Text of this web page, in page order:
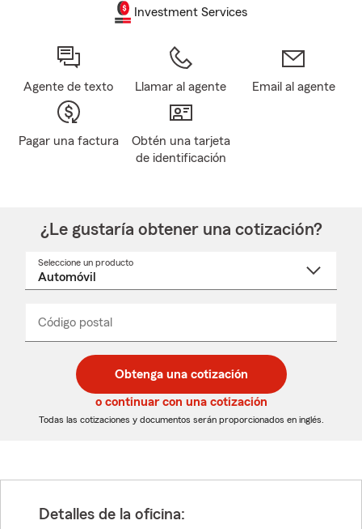
Investment Services
Agente de texto Llamar al agente Email al agente
Pagar una factura
Obtén una tarjeta
de identificación
¿Le gustaría obtener una cotización?
Seleccione un producto
desplegable
Código postal
de
5
dígitos
de
5
dígitos
_____
Obtenga una cotización
o continuar con una cotización
Todas las cotizaciones y documentos serán proporcionados en inglés.
Detalles de la oficina: